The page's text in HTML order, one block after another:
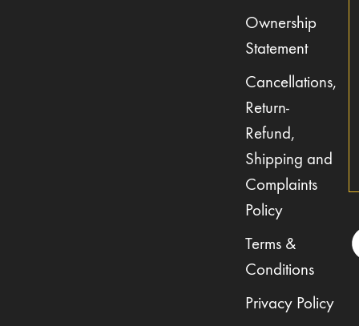
Ownership
Statement
Cancellations,
Return-
Refund,
Shipping and
Complaints
Policy
Terms &
Conditions
Privacy Policy